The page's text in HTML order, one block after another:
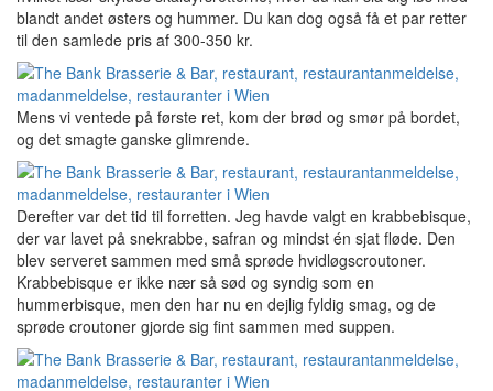
blandt andet østers og hummer. Du kan dog også få et par retter
til den samlede pris af 300-350 kr.
Mens vi ventede på første ret, kom der brød og smør på bordet,
og det smagte ganske glimrende.
Derefter var det tid til forretten. Jeg havde valgt en krabbebisque,
der var lavet på snekrabbe, safran og mindst én sjat fløde. Den
blev serveret sammen med små sprøde hvidløgscroutoner.
Krabbebisque er ikke nær så sød og syndig som en
hummerbisque, men den har nu en dejlig fyldig smag, og de
sprøde croutoner gjorde sig fint sammen med suppen.